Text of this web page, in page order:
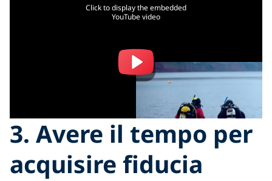
Click to display the embedded
YouTube video
3. Avere il tempo per
acquisire fiducia